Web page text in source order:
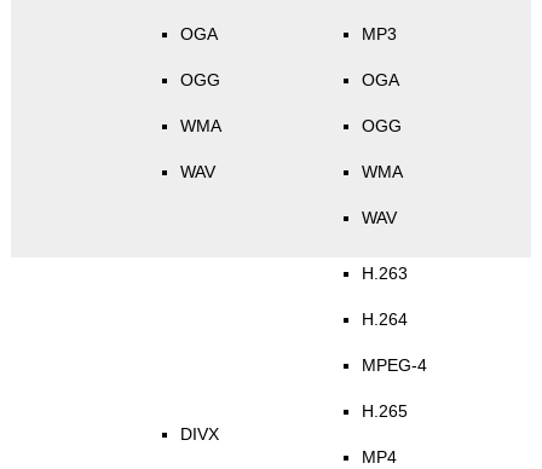
OGA
OGG
WMA
WAV
MP3
OGA
OGG
WMA
WAV
DIVX
H.263
H.264
MPEG-4
H.265
MP4